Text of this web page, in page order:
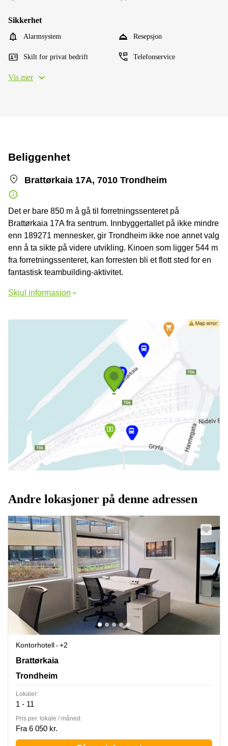
Sikkerhet
Alarmsystem Resepsjon
Skilt for privat bedrift Telefonservice
Vis mer
Beliggenhet
Brattørkaia 17A, 7010 Trondheim
Det er bare 850 m å gå til forretningssenteret på
Brattørkaia 17A fra sentrum. Innbyggertallet på ikke mindre
enn 189271 mennesker, gir Trondheim ikke noe annet valg
enn å ta sikte på videre utvikling. Kinoen som ligger 544 m
fra forretningssenteret, kan forresten bli et flott sted for en
fantastisk teambuilding-aktivitet.
Skjul informasjon
Andre lokasjoner på denne adressen
Kontorhotell
+2
Brattørkaia 17A, Trondheim
Brattørkaia
Trondheim
Lokaler:
1 - 11
Pris per. lokale / måned:
Fra 6 050 kr.